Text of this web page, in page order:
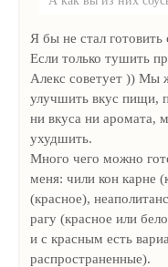
Я бы не стал
Если только тушить
Алекс советует )) Мы
улучшить вкус пищи,
ни вкуса ни аромата,
ухудшить.
Много чего можно
меня: чили кон карне
(красное),
рагу (красное или
и с красным есть
распространенные).